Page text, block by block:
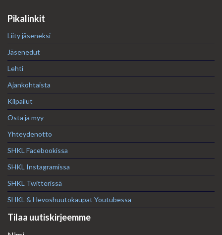
Pikalinkit
Liity jäseneksi
Jäsenedut
Lehti
Ajankohtaista
Kilpailut
Osta ja myy
Yhteydenotto
SHKL Facebookissa
SHKL Instagramissa
SHKL Twitterissä
SHKL & Hevoshuutokaupat Youtubessa
Tilaa uutiskirjeemme